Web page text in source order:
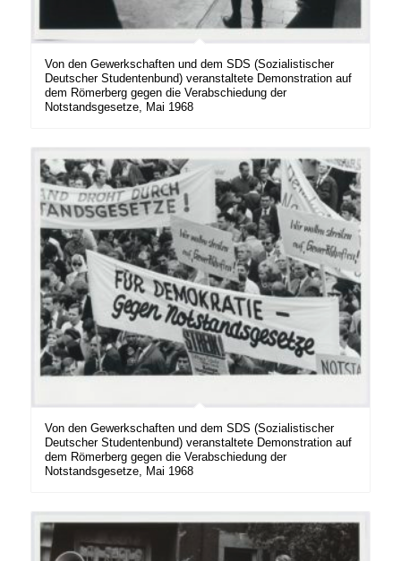
Von den Gewerkschaften und dem SDS (Sozialistischer
Deutscher Studentenbund) veranstaltete Demonstration auf
dem Römerberg gegen die Verabschiedung der
Notstandsgesetze, Mai 1968
Von den Gewerkschaften und dem SDS (Sozialistischer
Deutscher Studentenbund) veranstaltete Demonstration auf
dem Römerberg gegen die Verabschiedung der
Notstandsgesetze, Mai 1968